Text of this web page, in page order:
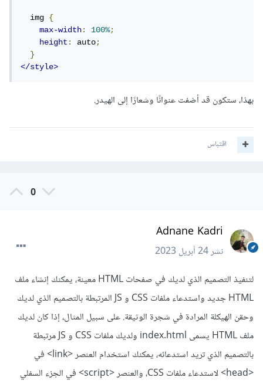
  img
{
max-width: 100%;
height: auto;
}
</style>
بهذا، ستكون قد أضفت عنوانًا وشعارًا إلى الهيدر.
اقتباس
0
Adnane Kadri
نشر24 أبريل 2023
لتنفيذ التصميم الذي لديك في صفحات HTML معينة، يمكنك إنشاء ملف
HTML جديد واستدعاء ملفات CSS و JS المرتبطة بالتصميم الذي لديك
وحقن الهيكلة المرادة في شجرة الوثيقة. على سبيل المثال، إذا كان لديك
ملف HTML يسمى index.html ولديك ملفات CSS و JS مرتبطة
بالتصميم الذي تريد استدعائه، يمكنك استخدام العنصر <link> في
<head> لاستدعاء ملفات CSS، والعنصر <script> في الجزء السفلي